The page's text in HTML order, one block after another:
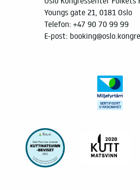
Youngs gate 21, 0181 Oslo
Telefon: +47 90 70 99 99
E-post: